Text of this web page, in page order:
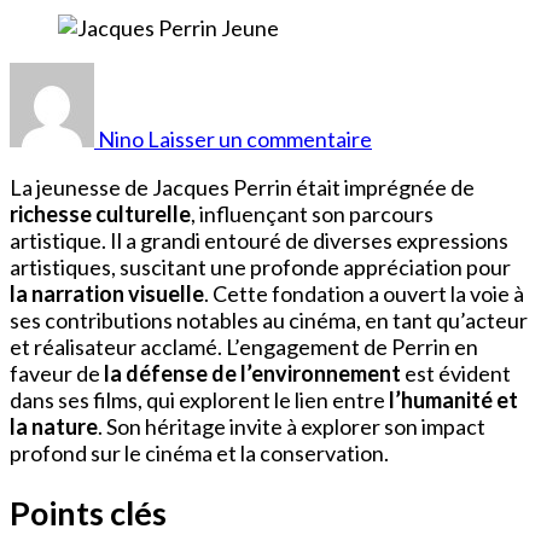
Nino Laisser un commentaire
Jeune
La jeunesse de Jacques Perrin était imprégnée de
richesse culturelle, influençant son parcours
artistique. Il a grandi entouré de diverses expressions
artistiques, suscitant une profonde appréciation pour
la narration visuelle. Cette fondation a ouvert la voie à
ses contributions notables au cinéma, en tant qu’acteur
et réalisateur acclamé. L’engagement de Perrin en
faveur de la défense de l’environnement est évident
dans ses films, qui explorent le lien entre l’humanité et
la nature. Son héritage invite à explorer son impact
profond sur le cinéma et la conservation.
Points clés